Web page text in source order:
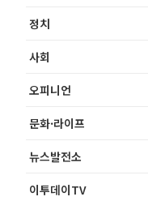
정치
사회
오피니언
문화·라이프
뉴스발전소
이투데이TV